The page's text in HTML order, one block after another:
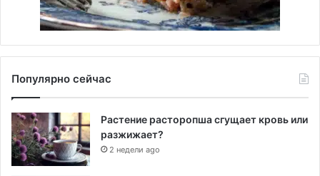
Популярно сейчас
Растение расторопша сгущает кровь или
разжижает?
2 недели ago